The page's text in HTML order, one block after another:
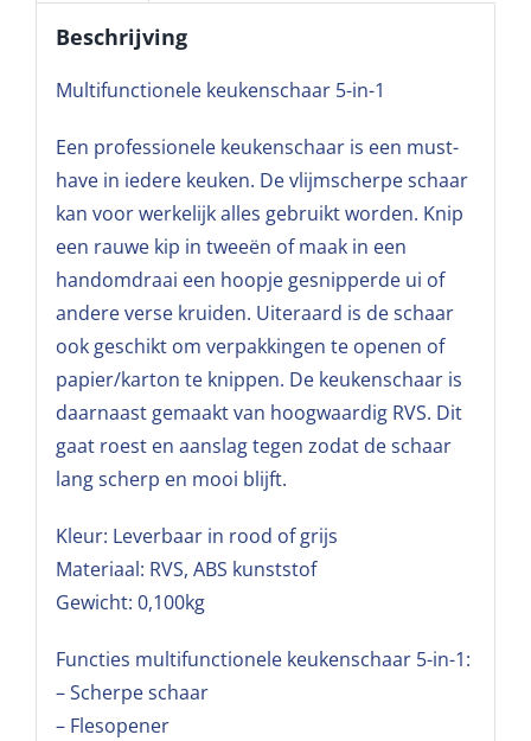
Beschrijving
Multifunctionele keukenschaar 5-in-1
Een professionele keukenschaar is een must-
have in iedere keuken. De vlijmscherpe schaar
kan voor werkelijk alles gebruikt worden. Knip
een rauwe kip in tweeën of maak in een
handomdraai een hoopje gesnipperde ui of
andere verse kruiden. Uiteraard is de schaar
ook geschikt om verpakkingen te openen of
papier/karton te knippen. De keukenschaar is
daarnaast gemaakt van hoogwaardig RVS. Dit
gaat roest en aanslag tegen zodat de schaar
lang scherp en mooi blijft.
Kleur: Leverbaar in rood of grijs
Materiaal: RVS, ABS kunststof
Gewicht: 0,100kg
Functies multifunctionele keukenschaar 5-in-1:
– Scherpe schaar
– Flesopener